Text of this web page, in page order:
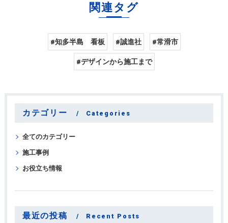
関連タグ
#知多半島 看板 #誠進社 #常滑市
#デザインから施工まで
カテゴリー Categories
全てのカテゴリー
施工事例
お役立ち情報
最近の投稿 Recent Posts